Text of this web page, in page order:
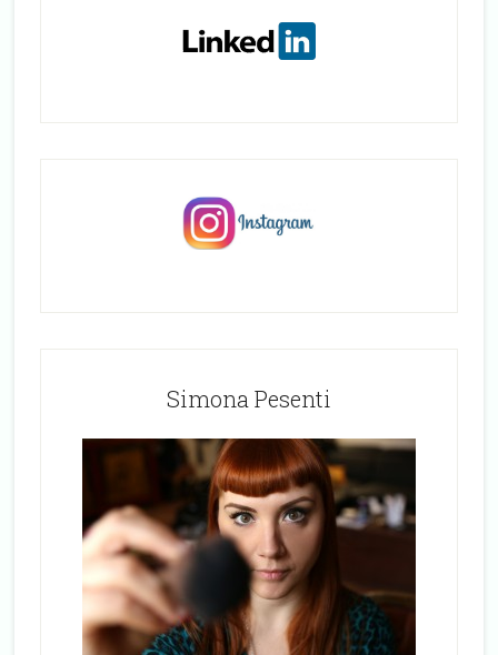
Simona Pesenti